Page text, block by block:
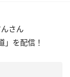
さん
」を配信！